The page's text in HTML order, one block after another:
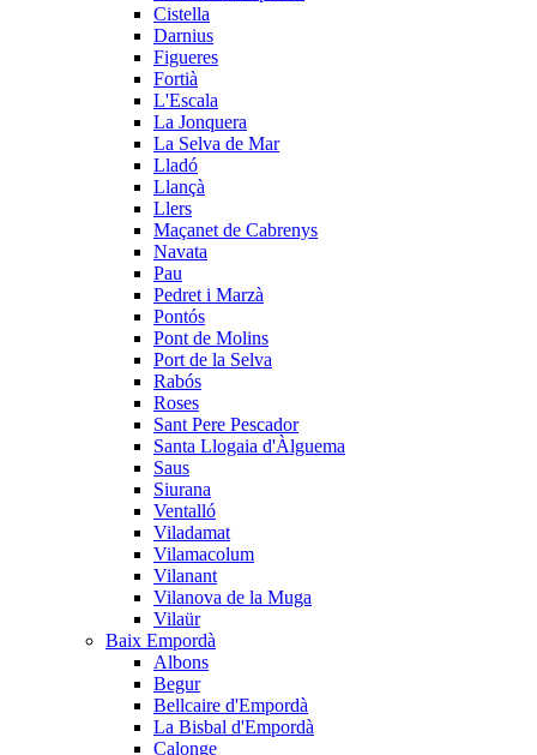
Cistella
Darnius
Figueres
Fortià
L'Escala
La Jonquera
La Selva de Mar
Lladó
Llançà
Llers
Maçanet de Cabrenys
Navata
Pau
Pedret i Marzà
Pontós
Pont de Molins
Port de la Selva
Rabós
Roses
Sant Pere Pescador
Santa Llogaia d'Àlguema
Saus
Siurana
Ventalló
Viladamat
Vilamacolum
Vilanant
Vilanova de la Muga
Vilaür
Baix Empordà
Albons
Begur
Bellcaire d'Empordà
La Bisbal d'Empordà
Calonge